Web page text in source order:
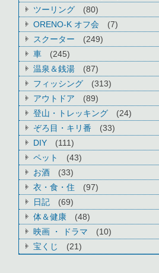
ツーリング
(80)
ORENO-K オフ会
(7)
スクーター
(249)
車
(245)
温泉＆銭湯
(87)
フィッシング
(313)
アウトドア
(89)
登山・トレッキング
(24)
ぞろ目・キリ番
(33)
DIY
(111)
ペット
(43)
お酒
(33)
衣・食・住
(97)
日記
(69)
体＆健康
(48)
映画 ・ ドラマ
(10)
宝くじ
(21)